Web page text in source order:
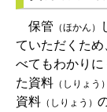
保管 （ほかん）
ていただくため
べてもわかり
た資料 （しりょう）
資料 （しりょう）